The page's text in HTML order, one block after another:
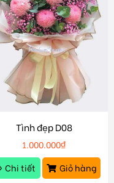
Tình đẹp D08
1.000.000₫
Chi tiết
Giỏ hàng